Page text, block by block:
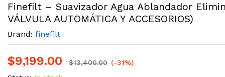
Finefilt – Suavizador Agua Ablandador
VÁLVULA AUTOMÁTICA Y ACCESORIOS)
Brand: finefilt
$9,199.00 $13,400.00 (-31%)